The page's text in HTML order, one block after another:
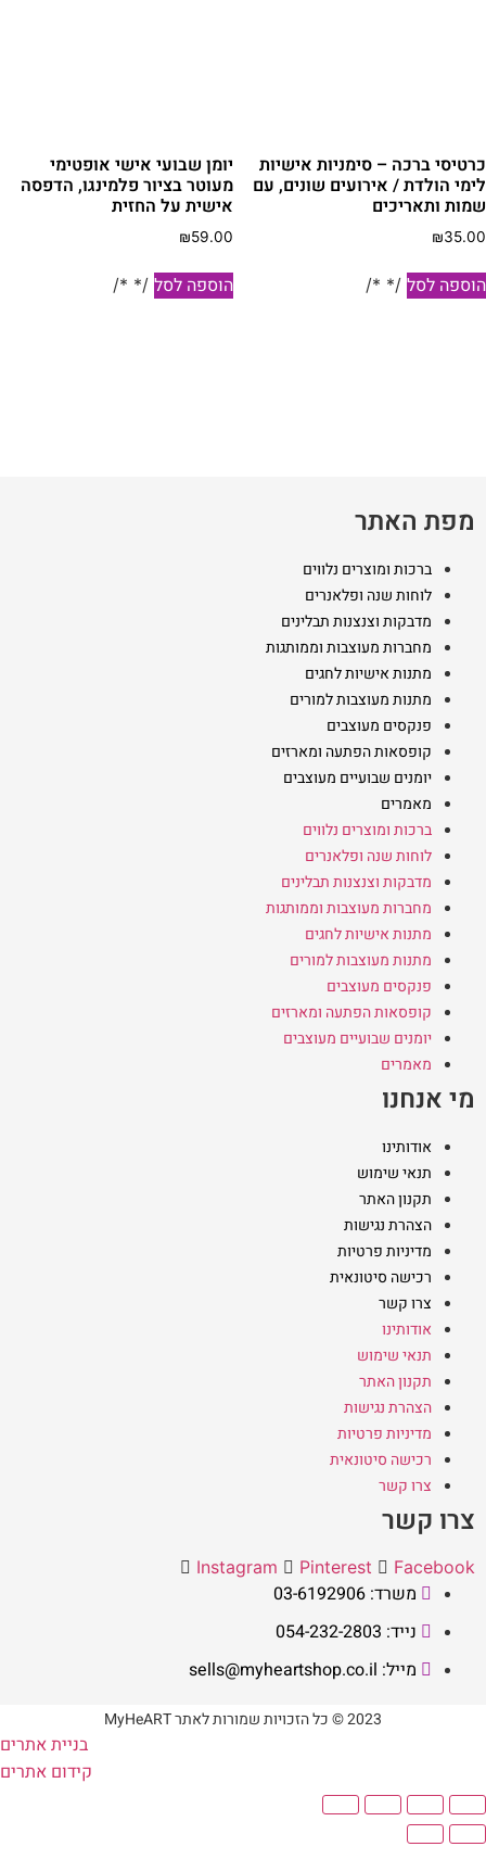
ברכה – סימניות אישיות
הולדת / אירועים שונים, עם
ותאריכים
₪
לסל /* */
יומן שבועי אישי אופטימי
מעוטר בציור פלמינגו, הדפסה
אישית על החזית
₪59.00
הוספה לסל /* */
מפת האתר
ברכות ומוצרים נלווים
לוחות שנה ופלאנרים
מדבקות וצנצנות תבלינים
מחברות מעוצבות וממותגות
מתנות אישיות לחגים
מתנות מעוצבות למורים
פנקסים מעוצבים
קופסאות הפתעה ומארזים
יומנים שבועיים מעוצבים
מאמרים
ברכות ומוצרים נלווים
לוחות שנה ופלאנרים
מדבקות וצנצנות תבלינים
מחברות מעוצבות וממותגות
מתנות אישיות לחגים
מתנות מעוצבות למורים
פנקסים מעוצבים
קופסאות הפתעה ומארזים
יומנים שבועיים מעוצבים
מאמרים
מי אנחנו
אודותינו
תנאי שימוש
תקנון האתר
הצהרת נגישות
מדיניות פרטיות
רכישה סיטונאית
צרו קשר
אודותינו
תנאי שימוש
תקנון האתר
הצהרת נגישות
מדיניות פרטיות
רכישה סיטונאית
צרו קשר
צרו קשר
Instagram Pinterest Facebook
משרד: 03-6192906
נייד: 054-232-2803
מייל: sells@myheartshop.co.il
2023 © כל הזכויות שמורות לאתר MyHeART
בניית אתרים
קידום אתרים